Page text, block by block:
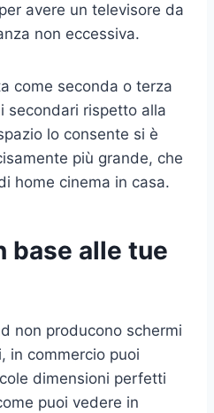
avere un televisore da
non eccessiva.
come seconda o terza
secondari rispetto alla
lo consente si è
più grande, che
home cinema in casa.
base alle tue
non producono schermi
in commercio puoi
dimensioni perfetti
puoi vedere in